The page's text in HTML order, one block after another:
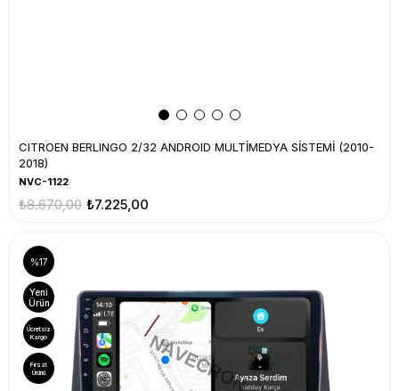
CITROEN BERLINGO 2/32 ANDROID MULTİMEDYA SİSTEMİ (2010-
2018)
NVC-1122
₺7.225,00
₺8.670,00
%17
Yeni
Ürün
Ücretsiz
Kargo
Fırsat
Ürünü